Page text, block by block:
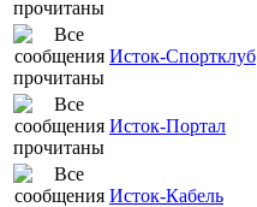
Исток-Спортклуб
Исток-Портал
Исток-Кабель